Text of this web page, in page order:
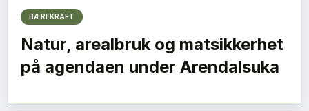
BÆREKRAFT
Natur, arealbruk og matsikkerhet
på agendaen under Arendalsuka